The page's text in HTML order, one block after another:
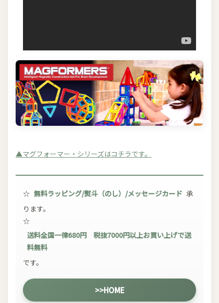
▲マグフォーマー・シリーズはコチラです。
☆ 無料ラッピング/熨斗（のし）/メッセージカード 承
ります。
☆
送料全国一律680円 税抜7000円以上お買い上げで送
料無料
です。
>>HOME